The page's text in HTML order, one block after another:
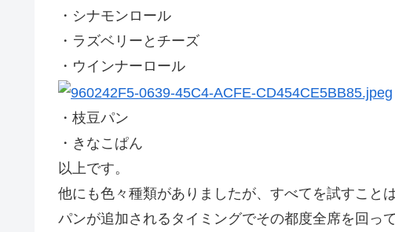
・シナモンロール
・ラズベリーとチーズ
・ウインナーロール
・枝豆パン
・きなこぱん
以上です。
他にも色々種類がありましたが、すべてを試すこと
パンが追加されるタイミングでその都度全席を回っ